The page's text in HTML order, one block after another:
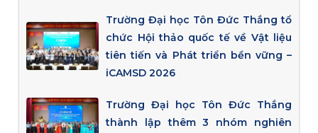
Trường Đại học Tôn Đức Thắng tổ
chức Hội thảo quốc tế về Vật liệu
tiên tiến và Phát triển bền vững –
iCAMSD 2026
Trường Đại học Tôn Đức Thắng
thành lập thêm 3 nhóm nghiên